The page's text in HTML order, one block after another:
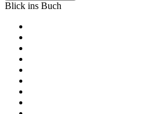
Blick ins Buch